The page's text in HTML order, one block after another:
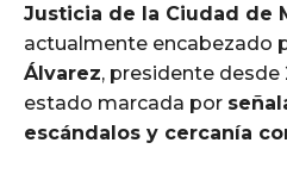
Justicia de la Ciudad de
actualmente encabezado
Álvarez, presidente desde
estado marcada por
escándalos y cercanía